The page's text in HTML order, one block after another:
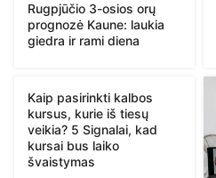
Rugpjūčio 3-osios orų
prognozė Kaune: laukia
giedra ir rami diena
Kaip pasirinkti kalbos
kursus, kurie iš tiesų
veikia? 5 Signalai, kad
kursai bus laiko
švaistymas